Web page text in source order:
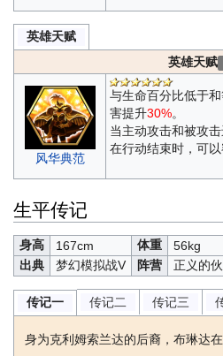
英雄天赋
英雄天赋
风华典范
与生命百分比低于
害提升30%。
当主动攻击和被攻
在行动结束时，可以
生平传记
身高 167cm 体重 56kg
出典
梦幻模拟战V 阵营 正义的
传记一 传记二 传记三
身为克利姆索兰达的后裔，布琳达